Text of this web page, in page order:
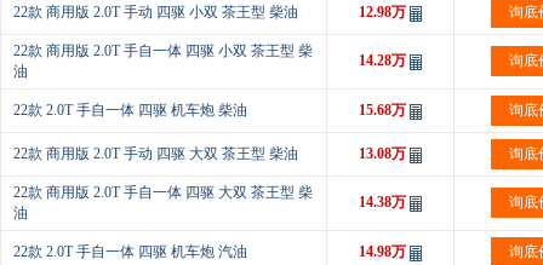
22款 商用版 2.0T 手动 四驱 小双 茶王型 柴油 12.98万 询底
22款 商用版 2.0T 手自一体 四驱 小双 茶王型 柴
油
14.28万 询底
22款 2.0T 手自一体 四驱 机车炮 柴油 15.68万 询底
22款 商用版 2.0T 手动 四驱 大双 茶王型 柴油 13.08万 询底
22款 商用版 2.0T 手自一体 四驱 大双 茶王型 柴
油
14.38万 询底
22款 2.0T 手自一体 四驱 机车炮 汽油 14.98万 询底